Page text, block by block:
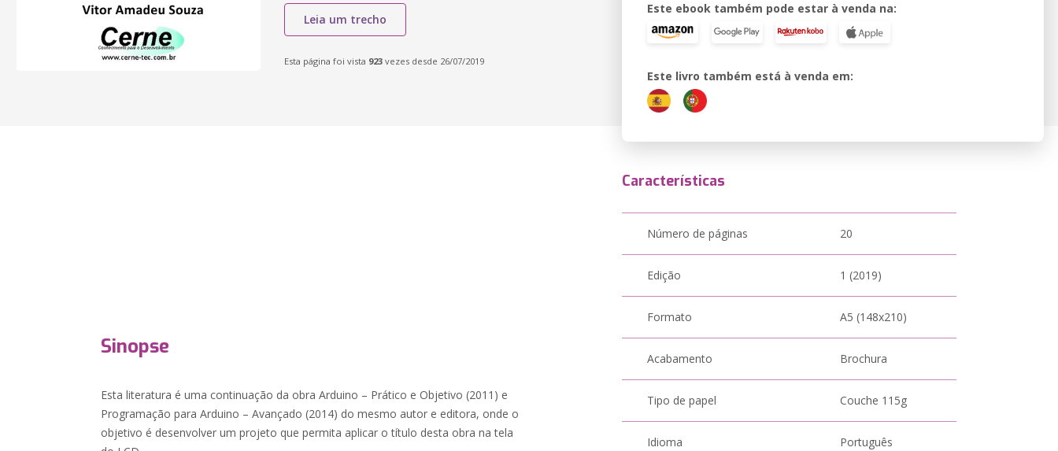
Leia um trecho
Esta página foi vista 923 vezes desde 26/07/2019
Este ebook também pode estar à venda na:
Este livro também está à venda em:
Sinopse
Esta literatura é uma continuação da obra Arduino – Prático e Objetivo (2011) e
Programação para Arduino – Avançado (2014) do mesmo autor e editora, onde o
objetivo é desenvolver um projeto que permita aplicar o título desta obra na tela
Características
Número de páginas 20
Edição 1 (2019)
Formato A5 (148x210)
Acabamento Brochura
Tipo de papel Couche 115g
Idioma Português